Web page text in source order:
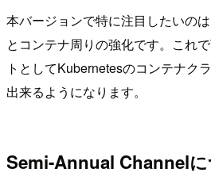
本バージョンで特に注目したいの
とコンテナ周りの強化です。これ
トとしてKubernetesのコンテナク
出来るようになります。
Semi-Annual Channel